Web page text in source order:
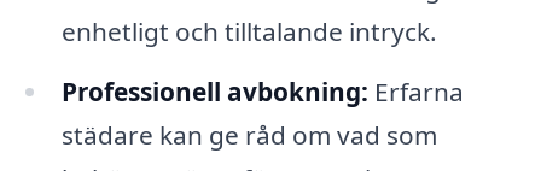
enhetligt och tilltalande intryck.
Professionell avbokning: Erfarna
städare kan ge råd om vad som